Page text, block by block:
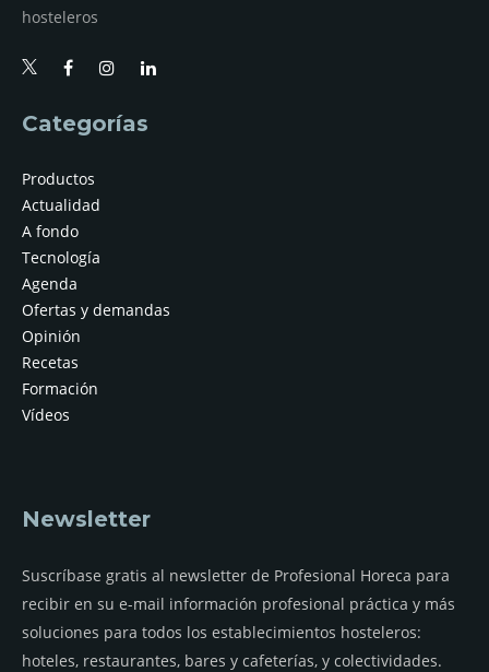
hosteleros
Categorías
Productos
Actualidad
A fondo
Tecnología
Agenda
Ofertas y demandas
Opinión
Recetas
Formación
Vídeos
Newsletter
Suscríbase gratis al newsletter de Profesional Horeca para
recibir en su e-mail información profesional práctica y más
soluciones para todos los establecimientos hosteleros:
hoteles, restaurantes, bares y cafeterías, y colectividades.